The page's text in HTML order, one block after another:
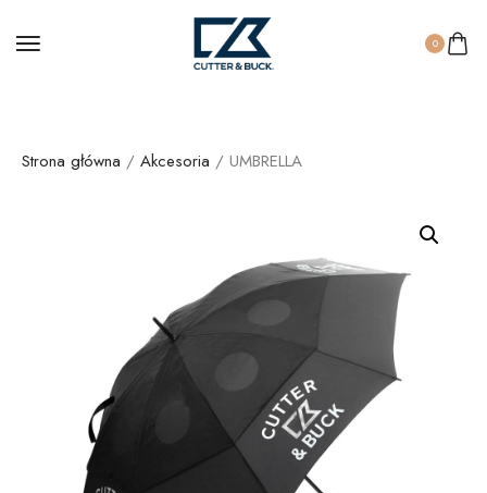
0
Strona główna / Akcesoria / UMBRELLA